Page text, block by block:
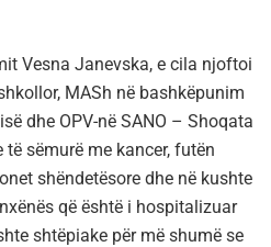
Vesna Janevska, e cila njoftoi
MASh në bashkëpunim
dhe OPV-në SANO – Shoqata
sëmurë me kancer, futën
shëndetësore dhe në kushte
që është i hospitalizuar
shtëpiake për më shumë se